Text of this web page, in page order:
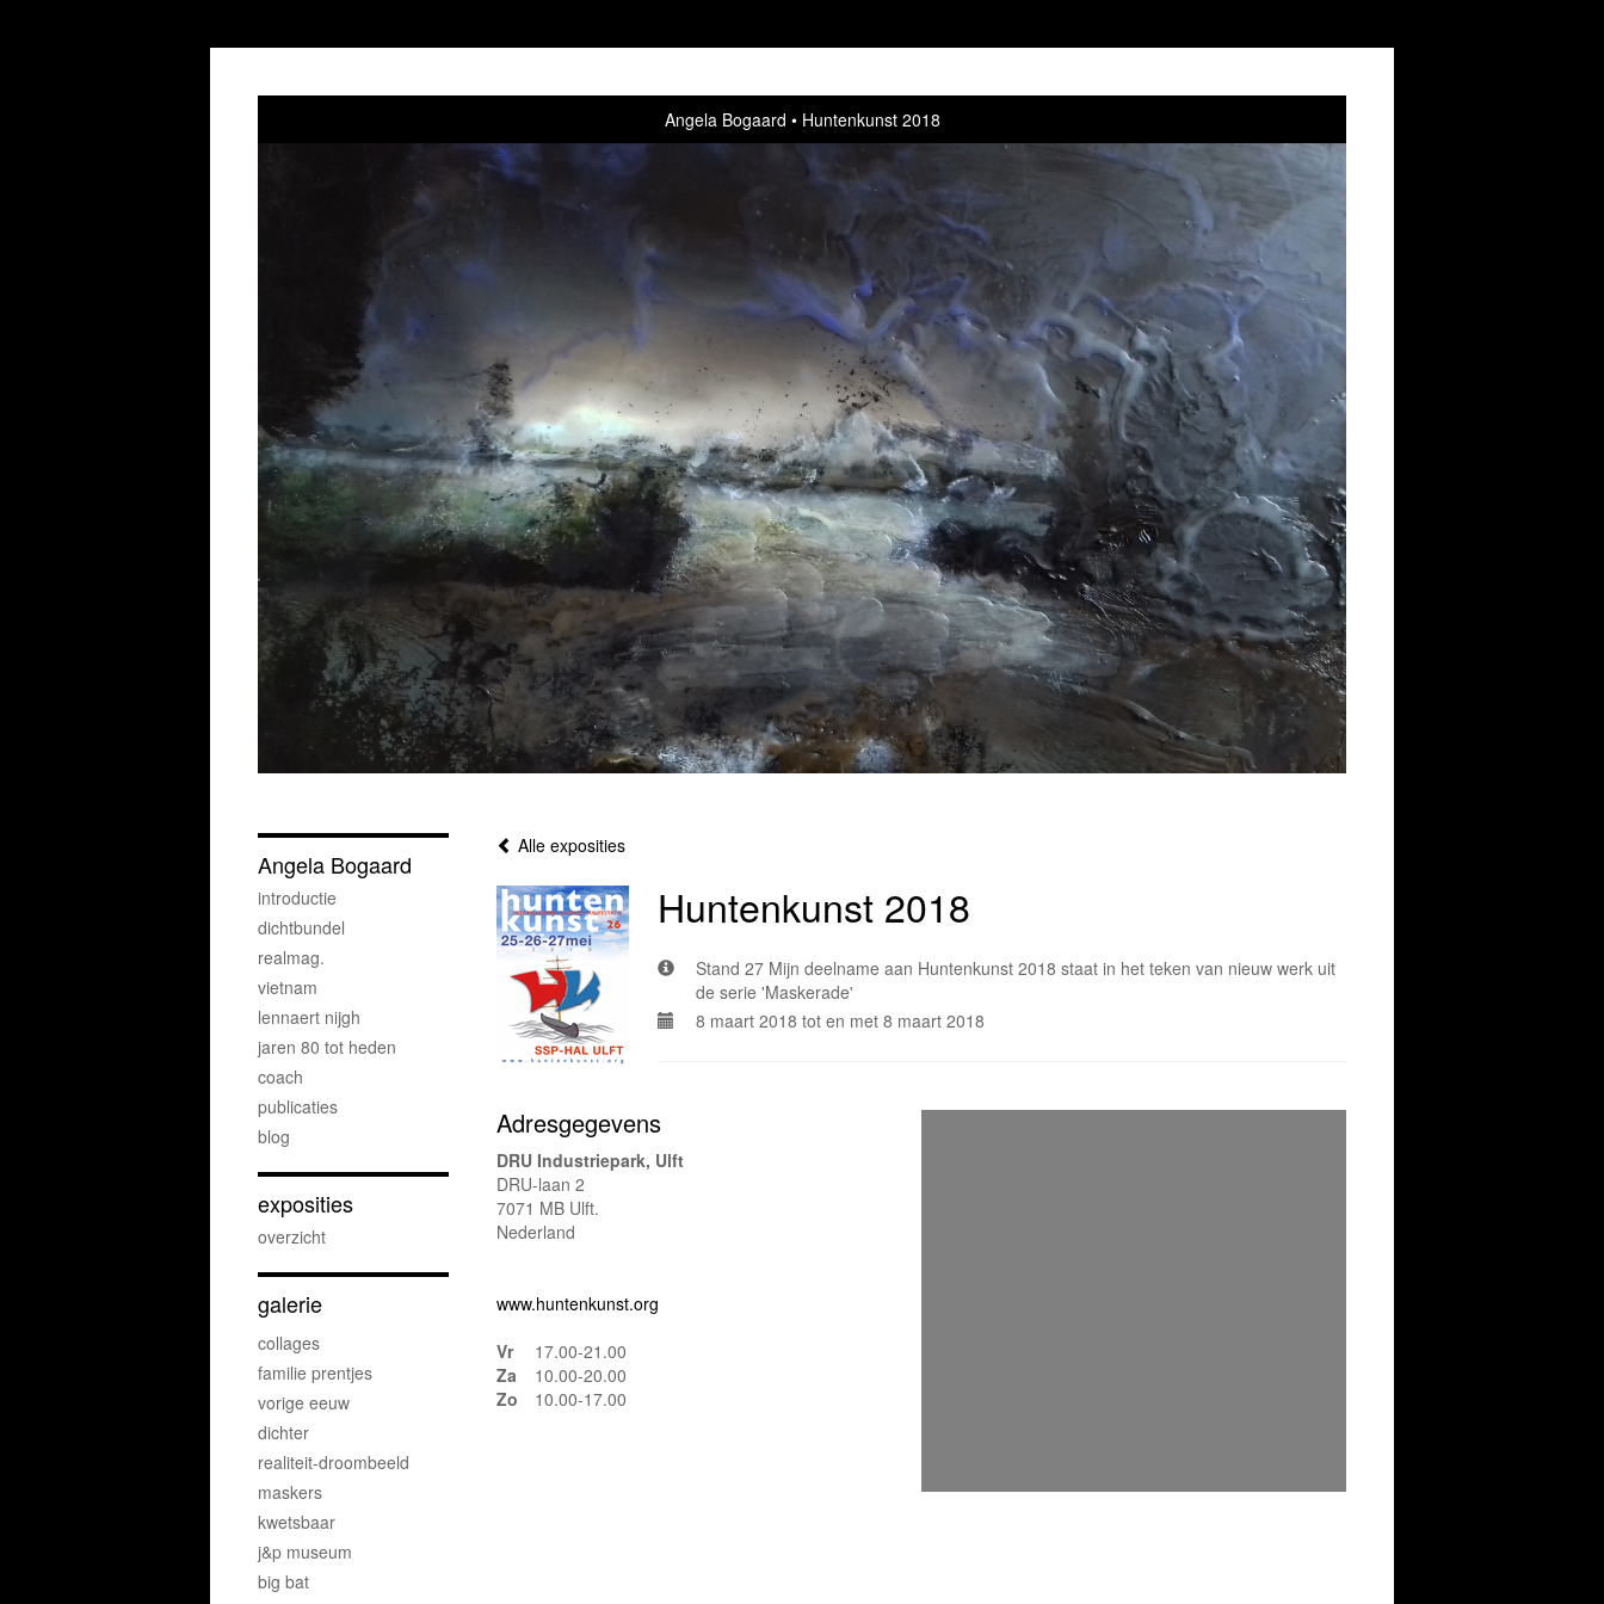
Angela Bogaard Huntenkunst 2018
Alle exposities
Huntenkunst 2018
Stand 27 Mijn deelname aan Huntenkunst 2018 staat in het teken van nieuw werk uit
de serie 'Maskerade'
8 maart 2018 tot en met 8 maart 2018
Adresgegevens
DRU Industriepark, Ulft
DRU-laan 2
7071 MB Ulft.
Nederland
www.huntenkunst.org
Vr
17.00-21.00
Za
10.00-20.00
Zo
10.00-17.00
Angela Bogaard
introductie
dichtbundel
realmag.
vietnam
lennaert nijgh
jaren 80 tot heden
coach
publicaties
blog
exposities
overzicht
galerie
collages
familie prentjes
vorige eeuw
dichter
realiteit-droombeeld
maskers
kwetsbaar
j&p museum
big bat